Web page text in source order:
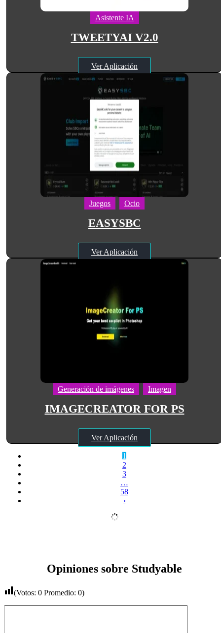
Asistente IA
TWEETYAI V2.0
Ver Aplicación
Juegos Ocio
EASYSBC
Ver Aplicación
Generación de imágenes Imagen
IMAGECREATOR FOR PS
Ver Aplicación
1
2
3
…
58
›
Opiniones sobre Studyable
(Votos: 0 Promedio: 0)